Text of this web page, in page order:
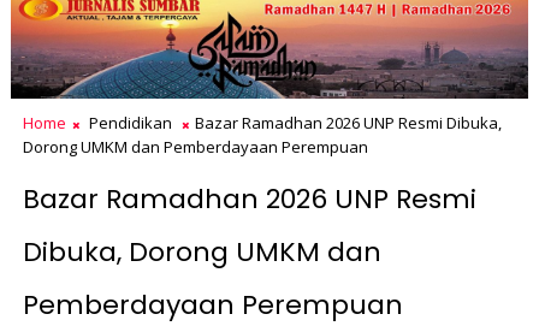
Home Pendidikan
Bazar Ramadhan 2026 UNP Resmi Dibuka,
Dorong UMKM dan Pemberdayaan Perempuan
Bazar Ramadhan 2026 UNP Resmi
Dibuka, Dorong UMKM dan
Pemberdayaan Perempuan